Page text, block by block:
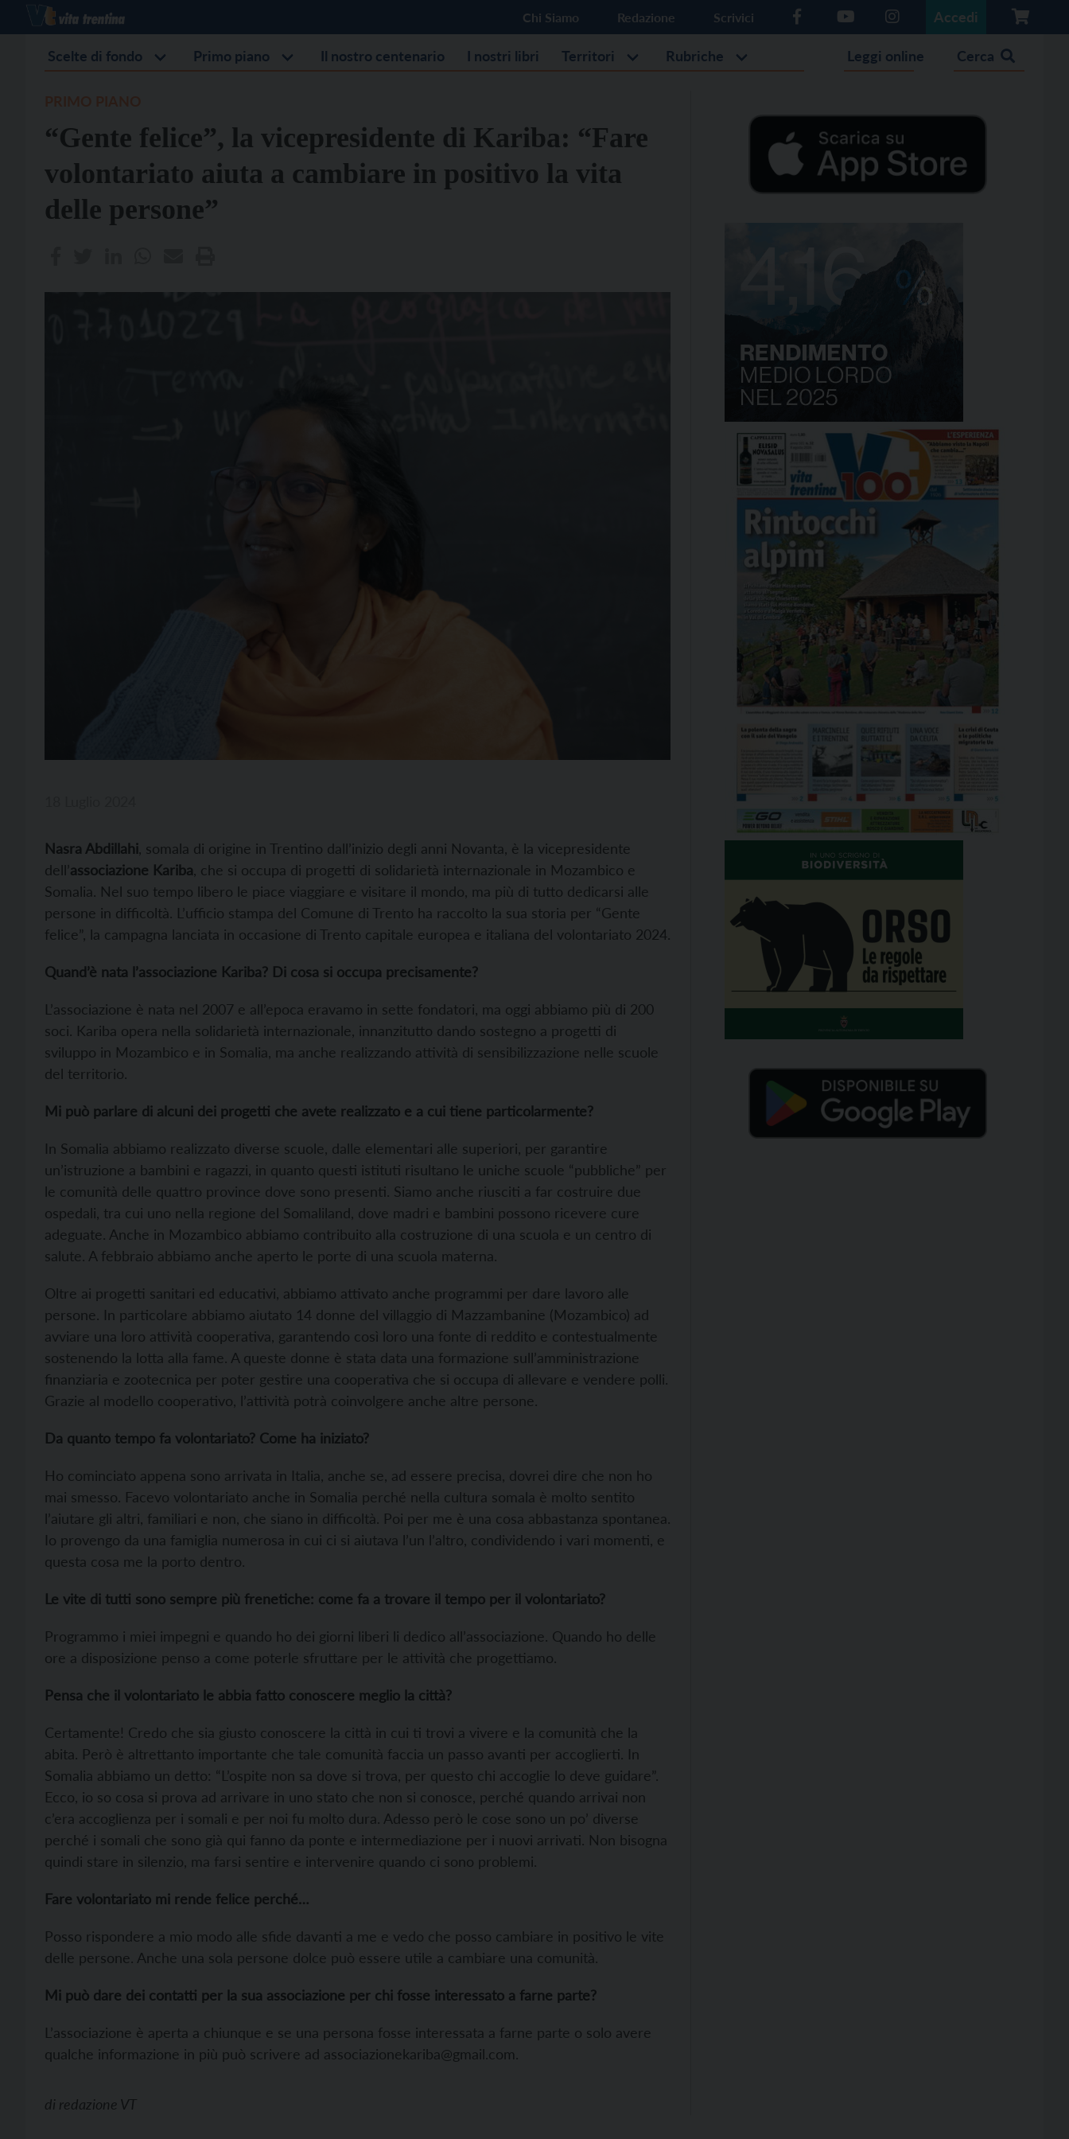
Chi Siamo Redazione Scrivici Accedi
Scelte di fondo Primo piano Il nostro centenario I nostri libri Territori Rubriche Leggi online Cerca
“Gente felice”, la vicepresidente di Kariba: “Fare
volontariato aiuta a cambiare in positivo la vita
delle persone”
Nasra Abdillahi , somala di origine in Trentino dall’inizio degli anni Novanta, è la vicepresidente
dell’associazione Kariba , che si occupa di progetti di solidarietà internazionale in Mozambico e
Somalia. Nel suo tempo libero le piace viaggiare e visitare il mondo, ma più di tutto dedicarsi alle
persone in difficoltà. L’ufficio stampa del Comune di Trento ha raccolto la sua storia per “Gente
felice”, la campagna lanciata in occasione di Trento capitale europea e italiana del volontariato 2024.
Quand’è nata l’associazione Kariba? Di cosa si occupa precisamente?
L’associazione è nata nel 2007 e all’epoca eravamo in sette fondatori, ma oggi abbiamo più di 200
soci. Kariba opera nella solidarietà internazionale, innanzitutto dando sostegno a progetti di
sviluppo in Mozambico e in Somalia, ma anche realizzando attività di sensibilizzazione nelle scuole
del territorio.
Mi può parlare di alcuni dei progetti che avete realizzato e a cui tiene particolarmente?
In Somalia abbiamo realizzato diverse scuole, dalle elementari alle superiori, per garantire
un’istruzione a bambini e ragazzi, in quanto questi istituti risultano le uniche scuole “pubbliche” per
le comunità delle quattro province dove sono presenti. Siamo anche riusciti a far costruire due
ospedali, tra cui uno nella regione del Somaliland, dove madri e bambini possono ricevere cure
adeguate. Anche in Mozambico abbiamo contribuito alla costruzione di una scuola e un centro di
salute. A febbraio abbiamo anche aperto le porte di una scuola materna.
Oltre ai progetti sanitari ed educativi, abbiamo attivato anche programmi per dare lavoro alle
persone. In particolare abbiamo aiutato 14 donne del villaggio di Mazzambanine (Mozambico) ad
avviare una loro attività cooperativa, garantendo così loro una fonte di reddito e contestualmente
sostenendo la lotta alla fame. A queste donne è stata data una formazione sull’amministrazione
finanziaria e zootecnica per poter gestire una cooperativa che si occupa di allevare e vendere polli.
Grazie al modello cooperativo, l’attività potrà coinvolgere anche altre persone.
Da quanto tempo fa volontariato? Come ha iniziato?
Ho cominciato appena sono arrivata in Italia, anche se, ad essere precisa, dovrei dire che non ho
mai smesso. Facevo volontariato anche in Somalia perché nella cultura somala è molto sentito
l’aiutare gli altri, familiari e non, che siano in difficoltà. Poi per me è una cosa abbastanza spontanea.
Io provengo da una famiglia numerosa in cui ci si aiutava l’un l’altro, condividendo i vari momenti, e
questa cosa me la porto dentro.
Le vite di tutti sono sempre più frenetiche: come fa a trovare il tempo per il volontariato?
Programmo i miei impegni e quando ho dei giorni liberi li dedico all’associazione. Quando ho delle
ore a disposizione penso a come poterle sfruttare per le attività che progettiamo.
Pensa che il volontariato le abbia fatto conoscere meglio la città?
Certamente! Credo che sia giusto conoscere la città in cui ti trovi a vivere e la comunità che la
abita. Però è altrettanto importante che tale comunità faccia un passo avanti per accoglierti. In
Somalia abbiamo un detto: “L’ospite non sa dove si trova, per questo chi accoglie lo deve guidare”.
Ecco, io so cosa si prova ad arrivare in uno stato che non si conosce, perché quando arrivai non
c’era accoglienza per i somali e per noi fu molto dura. Adesso però le cose sono un po’ diverse
perché i somali che sono già qui fanno da ponte e intermediazione per i nuovi arrivati. Non bisogna
quindi stare in silenzio, ma farsi sentire e intervenire quando ci sono problemi.
Fare volontariato mi rende felice perché…
Posso rispondere a mio modo alle sfide davanti a me e vedo che posso cambiare in positivo le vite
delle persone. Anche una sola persone dolce può essere utile a cambiare una comunità.
Mi può dare dei contatti per la sua associazione per chi fosse interessato a farne parte?
L’associazione è aperta a chiunque e se una persona fosse interessata a farne parte o solo avere
qualche informazione in più può scrivere ad associazionekariba@gmail.com.
di redazione VT